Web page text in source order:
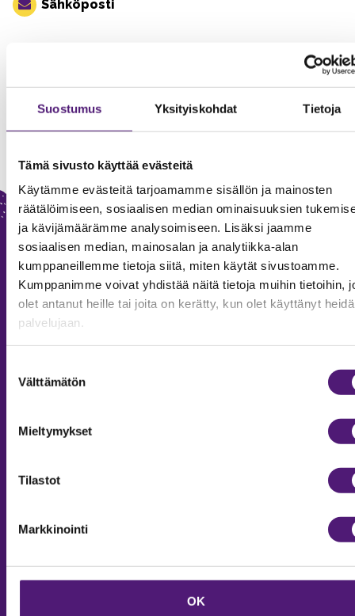
Suostumus Yksityiskohdat Tietoja
Tämä sivusto käyttää evästeitä
Käytämme evästeitä tarjoamamme sisällön ja mainosten
räätälöimiseen, sosiaalisen median ominaisuuksien
ja kävijämäärämme analysoimiseen. Lisäksi jaamme
sosiaalisen median, mainosalan ja analytiikka-alan
kumppaneillemme tietoja siitä, miten käytät sivustoamme.
Kumppanimme voivat yhdistää näitä tietoja muihin tietoihin,
olet antanut heille tai joita on kerätty, kun olet käyttänyt
palvelujaan.
valinta
Välttämätön
Mieltymykset
Tilastot
Markkinointi
OK
Sähköposti